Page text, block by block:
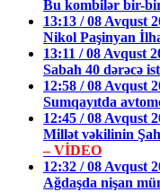
Bu kombilər bir-
13:13 / 08 Avqust
Nikol Paşinyan
13:11 / 08 Avqust
Sabah 40 dərəcə
12:58 / 08 Avqust
Sumqayıtda
12:45 / 08 Avqust
Millət vəkilinin Şah
– VİDEO
12:32 / 08 Avqust
Ağdaşda nişan